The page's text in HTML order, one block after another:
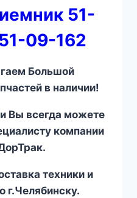
51-
09-162
Большой
в наличии!
Вы всегда можете
компании
техники и
г.Челябинску.